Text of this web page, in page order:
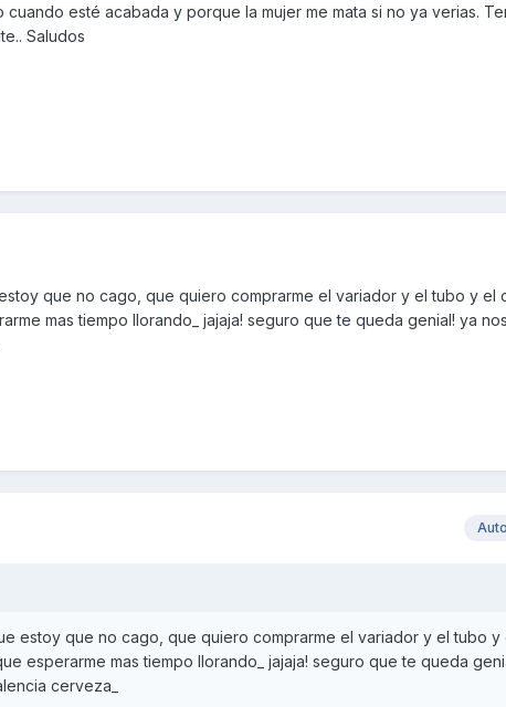
cuando esté acabada y porque la mujer me mata si no ya verias.
Saludos
que no cago, que quiero comprarme el variador y el tubo y el
mas tiempo llorando_ jajaja! seguro que te queda genial! ya
estoy que no cago, que quiero comprarme el variador y el tubo y
esperarme mas tiempo llorando_ jajaja! seguro que te queda
cerveza_